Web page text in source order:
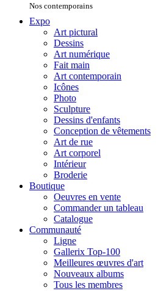
Nos contemporains
Expo
Art pictural
Dessins
Art numérique
Fait main
Art contemporain
Icônes
Photo
Sculpture
Dessins d'enfants
Conception de vêtements
Art de rue
Art corporel
Intérieur
Broderie
Boutique
Oeuvres en vente
Commander un tableau
Catalogue
Communauté
Ligne
Gallerix Top-100
Meilleures œuvres d'art
Nouveaux albums
Tous les membres